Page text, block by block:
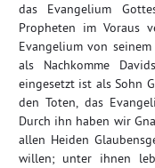
das Evangelium
Propheten im Voraus
Evangelium von
als Nachkomme
eingesetzt ist als Sohn
den Toten, das
Durch ihn haben wir
allen Heiden
willen; unter ihnen